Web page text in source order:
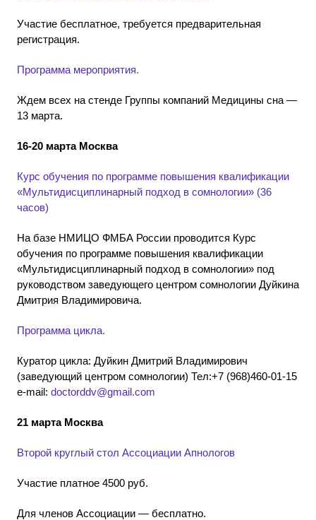
Участие бесплатное, требуется предварительная
регистрация.
Программа мероприятия.
Ждем всех на стенде Группы компаний Медицины сна —
13 марта.
16-20 марта Москва
Курс обучения по программе повышения квалификации
«Мультидисциплинарный подход в сомнологии» (36
часов)
На базе НМИЦО ФМБА России проводится Курс
обучения по программе повышения квалификации
«Мультидисциплинарный подход в сомнологии» под
руководством заведующего центром сомнологии Дуйкина
Дмитрия Владимировича.
Программа цикла.
Куратор цикла: Дуйкин Дмитрий Владимирович
(заведующий центром сомнологии) Тел:+7 (968)460-01-15
e-mail: doctorddv@gmail.com
21 марта Москва
Второй круглый стол Ассоциации Апнологов
Участие платное 4500 руб.
Для членов Ассоциации — бесплатно.